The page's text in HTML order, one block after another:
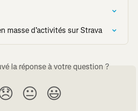
masse d’activités sur Strava
la réponse à votre question ?
😐 😃